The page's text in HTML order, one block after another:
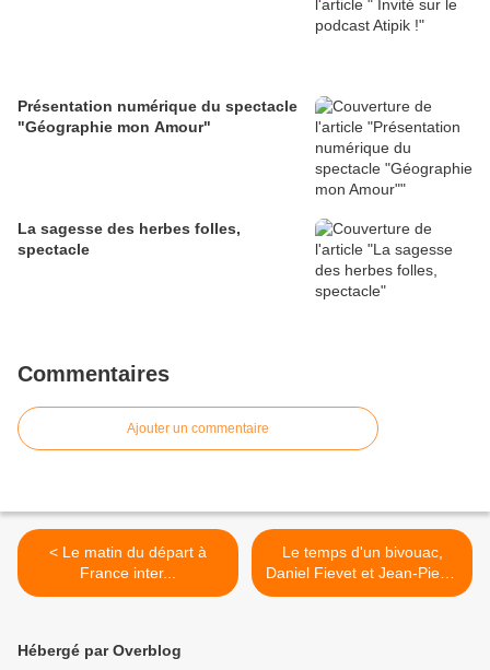
Présentation numérique du spectacle
"Géographie mon Amour"
La sagesse des herbes folles,
spectacle
Commentaires
Ajouter un commentaire
< Le matin du départ à
France inter...
Le temps d'un bivouac,
Daniel Fievet et Jean-Pierre
Brouillaud >
Hébergé par Overblog